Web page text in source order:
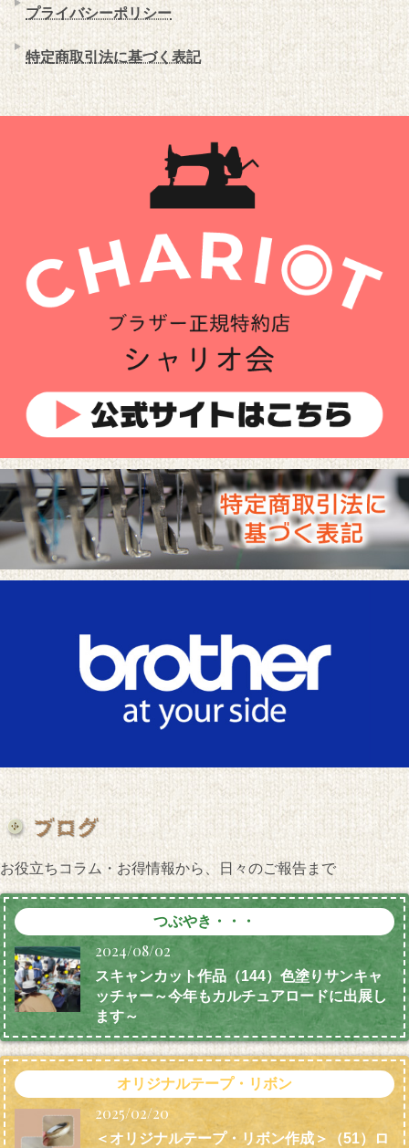
プライバシーポリシー
特定商取引法に基づく表記
お役立ちコラム・お得情報から、日々のご報告まで
つぶやき・・・
2024/08/02
スキャンカット作品（144）色塗りサンキャ
ッチャー～今年もカルチュアロードに出展し
ます～
オリジナルテープ・リボン
2025/02/20
＜オリジナルテープ・リボン作成＞（51）ロ